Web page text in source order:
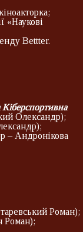
«Наукові
Bettter.
Кіберспортивна
Олександр);
– Андронікова
Роман);
Роман);